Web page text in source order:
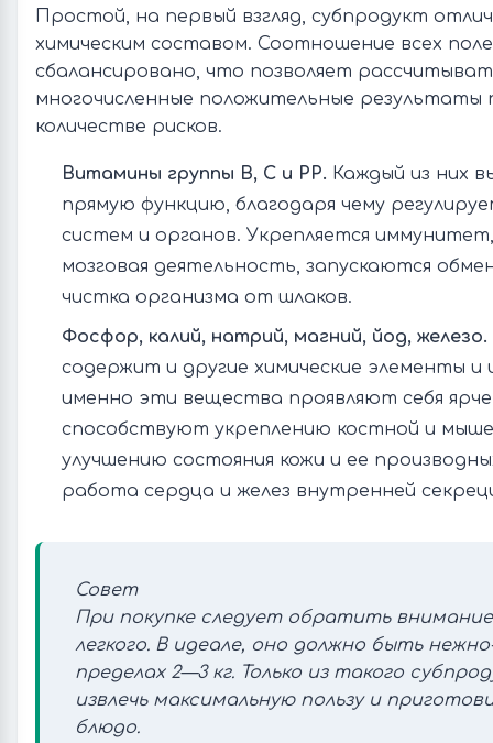
Простой, на первый взгляд, субпродукт
химическим составом. Соотношение всех
сбалансировано, что позволяет
многочисленные положительные результаты
количестве рисков.
Витамины группы В, С и РР. Каждый из них
прямую функцию, благодаря чему
систем и органов. Укрепляется
мозговая деятельность, запускаются
чистка организма от шлаков.
Фосфор, калий, натрий, магний, йод, железо.
содержит и другие химические элементы и
именно эти вещества проявляют себя
способствуют укреплению костной и
улучшению состояния кожи и ее
работа сердца и желез внутренней
Совет
При покупке следует обратить
легкого. В идеале, оно должно быть
пределах 2—3 кг. Только из такого
извлечь максимальную пользу и
блюдо.